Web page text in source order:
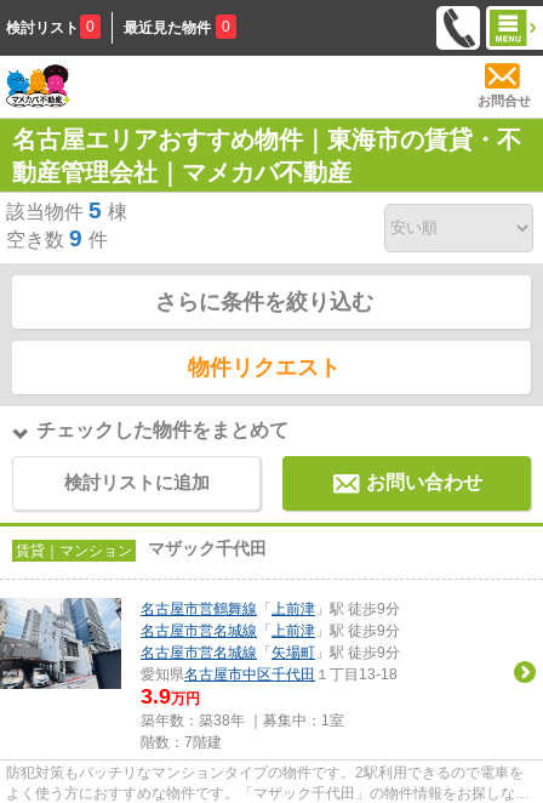
検討リスト 0 最近見た物件 0
お問合せ
名古屋エリアおすすめ物件｜東海市の賃貸・不
動産管理会社｜マメカバ不動産
該当物件 5 棟
空き数 9 件
さらに条件を絞り込む
物件リクエスト
チェックした物件をまとめて
検討リストに追加 お問い合わせ
賃貸｜マンション マザック千代田
名古屋市営鶴舞線 「 上前津 」駅 徒歩9分
名古屋市営名城線 「 上前津 」駅 徒歩9分
名古屋市営名城線 「 矢場町 」駅 徒歩9分
愛知県名古屋市中区千代田 １丁目13-18
3.9万円
築年数：築38年 ｜募集中： 1室
階数：7階建
防犯対策もバッチリなマンションタイプの物件です。2駅利用できるので電車を
よく使う方におすすめな物件です。「マザック千代田」の物件情報をお探しなら